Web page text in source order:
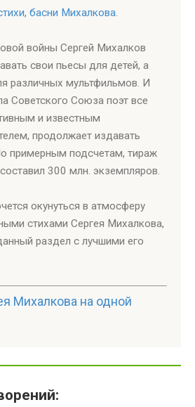
басни Михалкова
войны Сергей Михалков
свои пьесы для детей, а
различных мультфильмов. И
Советского Союза поэт все
и известным
продолжает издавать
примерным подсчетам, тираж
300 млн. экземпляров.
окунуться в атмосферу
стихами Сергея Михалкова,
раздел с лучшими его
Михалкова на одной